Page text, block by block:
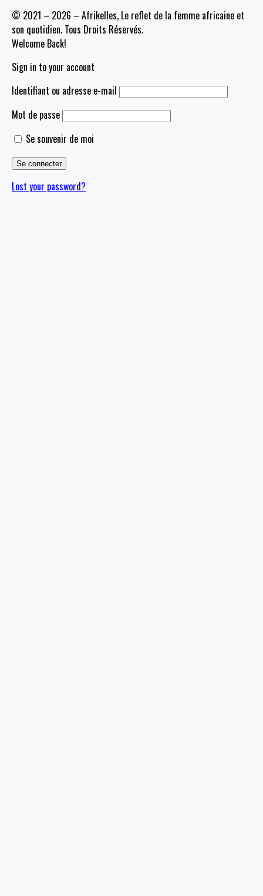
© 2021 – 2026 – Afrikelles, Le reflet de la femme africaine et
son quotidien. Tous Droits Réservés.
Welcome Back!
Sign in to your account
Identifiant ou adresse e-mail
Mot de passe
Se souvenir de moi
Lost your password?